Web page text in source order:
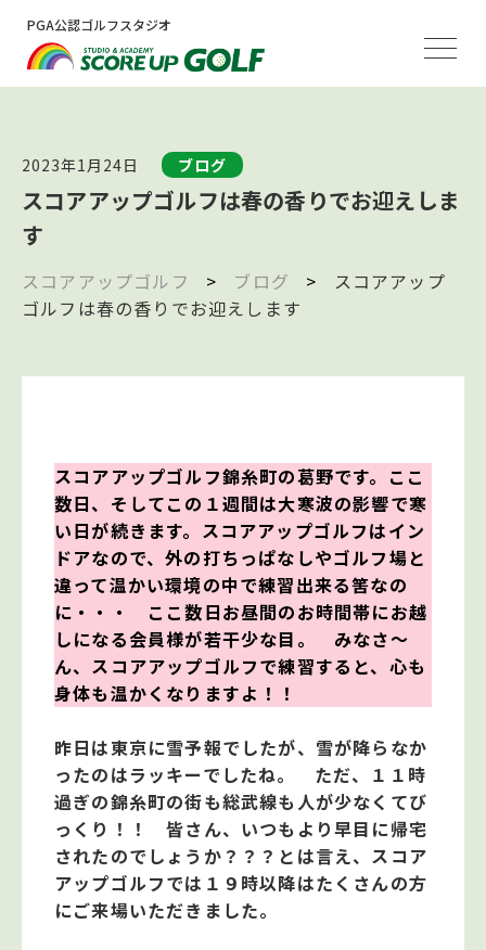
PGA公認ゴルフスタジオ
2023年1月24日 ブログ
スコアアップゴルフは春の香りでお迎えしま
す
スコアアップゴルフ > ブログ >
スコアアップ
ゴルフは春の香りでお迎えします
スコアアップゴルフ錦糸町の葛野です。ここ
数日、そしてこの１週間は大寒波の影響で寒
い日が続きます。スコアアップゴルフはイン
ドアなので、外の打ちっぱなしやゴルフ場と
違って温かい環境の中で練習出来る筈なの
に・・・ ここ数日お昼間のお時間帯にお越
しになる会員様が若干少な目。 みなさ～
ん、スコアアップゴルフで練習すると、心も
身体も温かくなりますよ！！
昨日は東京に雪予報でしたが、雪が降らなか
ったのはラッキーでしたね。 ただ、１１時
過ぎの錦糸町の街も総武線も人が少なくてび
っくり！！ 皆さん、いつもより早目に帰宅
されたのでしょうか？？？とは言え、スコア
アップゴルフでは１９時以降はたくさんの方
にご来場いただきました。